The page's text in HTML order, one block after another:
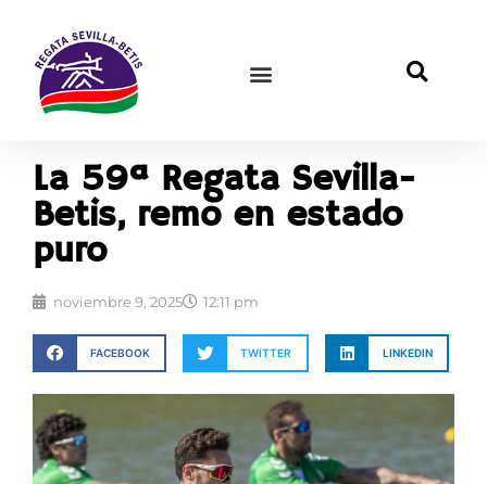
La 59ª Regata Sevilla-
Betis, remo en estado
puro
noviembre 9, 2025 12:11 pm
FACEBOOK TWITTER LINKEDIN